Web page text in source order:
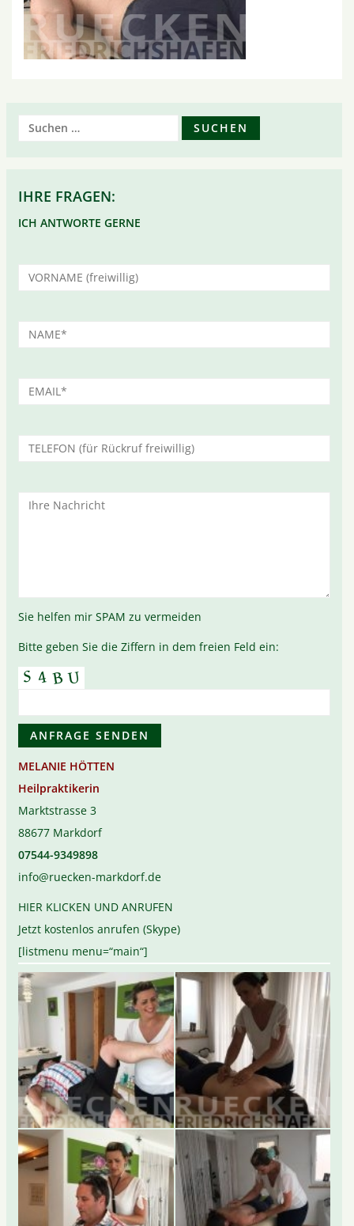
Suchen
IHRE FRAGEN:
ICH ANTWORTE GERNE
Sie helfen mir SPAM zu vermeiden
Bitte geben Sie die Ziffern in dem freien Feld ein:
MELANIE HÖTTEN
Heilpraktikerin
Marktstrasse 3
88677 Markdorf
07544-9349898
info@ruecken-markdorf.de
HIER KLICKEN UND ANRUFEN
Jetzt kostenlos anrufen (Skype)
[listmenu menu=“main“]